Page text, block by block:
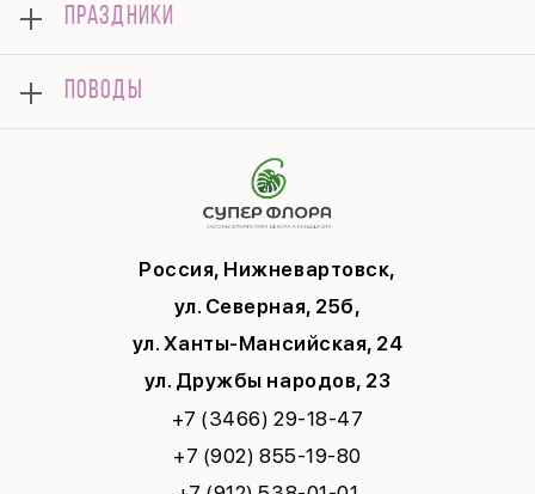
Россия, Нижневартовск,
ул. Северная, 25б,
ул. Ханты-Мансийская, 24
ул. Дружбы народов, 23
+7 (3466) 29-18-47
+7 (902) 855-19-80
Доставка
Корпоративным клиентам
Вопросы и ответы
Политика конфиденциальности
Соглашение на рекламу
Розы
Композиции
Комнатные
Подарки
Открытки
ПРАЗДНИКИ
14 февраля
День Матери
ПОВОДЫ